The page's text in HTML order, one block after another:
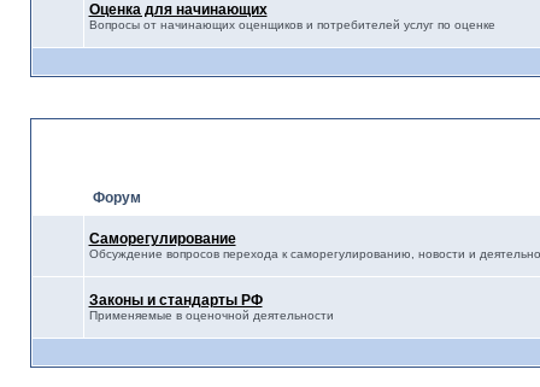
Оценка для начинающих
Вопросы от начинающих оценщиков и потребителей услуг по оценке
Форум
Саморегулирование
Обсуждение вопросов перехода к саморегулированию, новости и
Законы и стандарты РФ
Применяемые в оценочной деятельности